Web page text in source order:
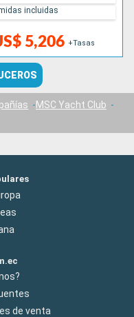
5,206 +Tasas
incluidas
MSC Yacht Club
de venta